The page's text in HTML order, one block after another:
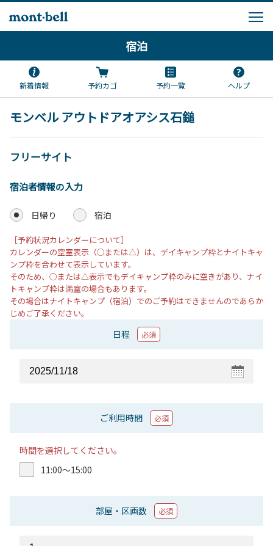
宿泊
新着情報 予約カゴ 予約一覧 ヘルプ
モンベル アウトドアオアシス石鎚
フリーサイト
宿泊者情報の入力
日帰り 宿泊
［予約状況カレンダーについて］
カレンダーの空室表示（○または△）は、デイキャンプ枠とナイトキャ
ンプ枠を合わせて表示しています。
そのため、○または△表示でもデイキャンプ枠のみに空きがあり、ナイ
トキャンプ枠は満室の場合もあります。
その場合はナイトキャンプ（宿泊）でのご予約はできませんのであらか
じめご了承ください。
日程 必須
ご利用時間 必須
時間を選択してください。
11:00〜15:00
部屋・区画数 必須